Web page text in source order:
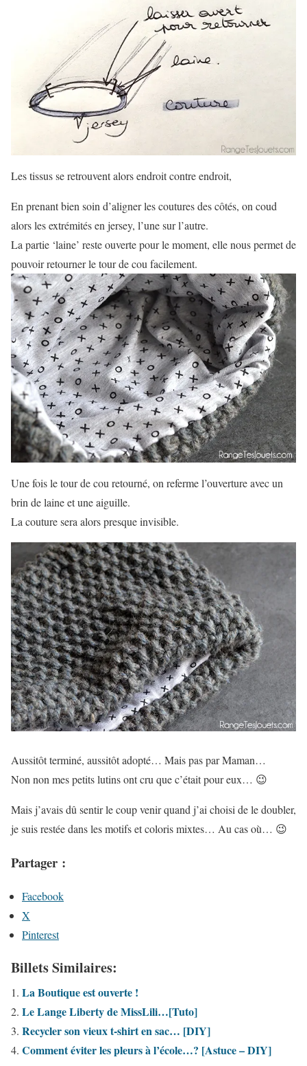
Les tissus se retrouvent alors endroit contre endroit,
En prenant bien soin d’aligner les coutures des côtés, on coud
alors les extrémités en jersey, l’une sur l’autre.
La partie ‘laine’ reste ouverte pour le moment, elle nous permet de
pouvoir retourner le tour de cou facilement.
Une fois le tour de cou retourné, on referme l’ouverture avec un
brin de laine et une aiguille.
La couture sera alors presque invisible.
Aussitôt terminé, aussitôt adopté… Mais pas par Maman…
Non non mes petits lutins ont cru que c’était pour eux… 😉
Mais j’avais dû sentir le coup venir quand j’ai choisi de le doubler,
je suis restée dans les motifs et coloris mixtes… Au cas où… 😉
Partager :
Facebook
X
Pinterest
Billets Similaires:
La Boutique est ouverte !
Le Lange Liberty de MissLili…[Tuto]
Recycler son vieux t-shirt en sac… [DIY]
Comment éviter les pleurs à l’école…? [Astuce – DIY]